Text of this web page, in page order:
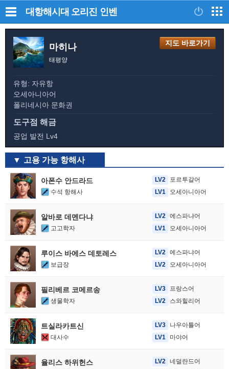
대항해시대 오리진 인벤
마히나
태평양
지도 바로가기
유형: 자유항
오세아니아어
폴리네시아 문화권
도구점 해금
공업 발전 Lv4
고용 가능 항해사
아폰수 안드라드
수석 항해사
LV2
포르투갈어
LV1
오세아니아어
알바로 데멘다냐
고고학자
LV2
에스파냐어
LV1
오세아니아어
루이스 바에스 데토레스
보급장
LV2
에스파냐어
LV2
오세아니아어
필리베르 코메르송
생물학자
LV3
프랑스어
LV2
스와힐리어
트실라카트신
대사수
LV3
나우아틀어
LV1
마야어
율리스 하위헌스 LV2
네덜란드어